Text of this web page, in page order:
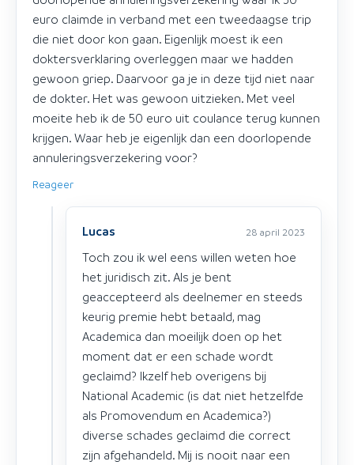
euro claimde in verband met een tweedaagse trip
die niet door kon gaan. Eigenlijk moest ik een
doktersverklaring overleggen maar we hadden
gewoon griep. Daarvoor ga je in deze tijd niet naar
de dokter. Het was gewoon uitzieken. Met veel
moeite heb ik de 50 euro uit coulance terug kunnen
krijgen. Waar heb je eigenlijk dan een doorlopende
annuleringsverzekering voor?
Reageer
Lucas 28 april 2023
Toch zou ik wel eens willen weten hoe
het juridisch zit. Als je bent
geaccepteerd als deelnemer en steeds
keurig premie hebt betaald, mag
Academica dan moeilijk doen op het
moment dat er een schade wordt
geclaimd? Ikzelf heb overigens bij
National Academic (is dat niet hetzelfde
als Promovendum en Academica?)
diverse schades geclaimd die correct
zijn afgehandeld. Mij is nooit naar een